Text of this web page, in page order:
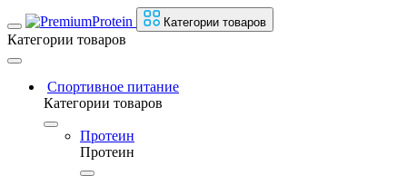
Категории товаров
Категории товаров
Спортивное питание
Категории товаров
Протеин
Протеин